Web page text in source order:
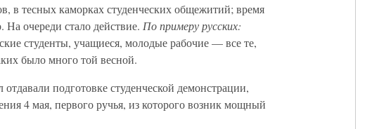
в тесных каморках студенческих общежитий; время
очереди стало действие. По примеру русских:
студенты, учащиеся, молодые рабочие — все те,
было много той весной.
подготовке студенческой демонстрации,
4 мая, первого ручья, из которого возник мощный